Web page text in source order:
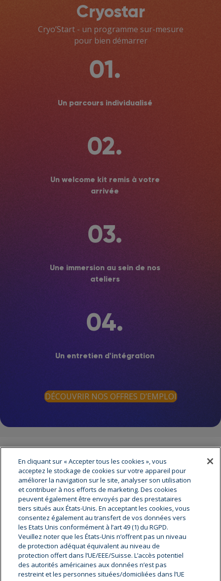
Cryostar
Cryo’Start - un programme sur-mesure
pour bien démarrer
01.
Un parcours individualisé
02.
Un welcome kit remis à votre
arrivée
03.
Une immersion au sein de nos
ateliers
04.
Un entretien d'intégration
DÉCOUVRIR NOS OFFRES D’EMPLOI
A propos de cryostar
Cryostar est le leader mondial dans la fourniture
d’équipements cryogéniques de haute technologie.
Fournisseur d’équipements et de services auprès des plus
grandes sociétés gazières et des distributeurs de gaz, nous
bénéficions d’une implantation mondiale et disposons d’un
vaste réseau de service après-vente. Notre centre
décisionnel et de recherche, avec près de 1 000
collaborateurs, est basé en Alsace à Hésingue
(Cryostar SAS, 2 rue de l’industrie, BP 48, 68220 Hésingue
Téléchargez notre Brochure
Recrutement
En cliquant sur « Accepter tous les cookies », vous
acceptez le stockage de cookies sur votre appareil pour
améliorer la navigation sur le site, analyser son utilisation
et contribuer à nos efforts de marketing. Des cookies
peuvent également être envoyés par des prestataires
tiers situés aux États-Unis. En acceptant les cookies, vous
consentez également au transfert de vos données vers
les Etats Unis conformément à l’art 49 (1) du RGPD.
Veuillez noter que les États-Unis n’offrent pas un niveau
de protection adéquat équivalent au niveau de
protection offert dans l’UE/EEE/Suisse. L’accès potentiel
des autorités américaines aux données n’est pas
restreint et les personnes situées/domiciliées dans l’UE